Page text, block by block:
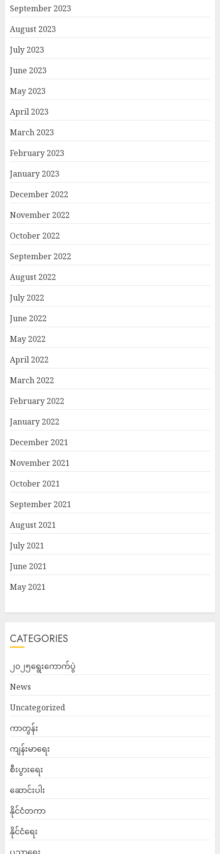
September 2023
August 2023
July 2023
June 2023
May 2023
April 2023
March 2023
February 2023
January 2023
December 2022
November 2022
October 2022
September 2022
August 2022
July 2022
June 2022
May 2022
April 2022
March 2022
February 2022
January 2022
December 2021
November 2021
October 2021
September 2021
August 2021
July 2021
June 2021
May 2021
CATEGORIES
၂၀၂၅ရွေးကောက်ပွဲ
News
Uncategorized
ကာတွန်း
ကျန်းမာရေး
စီးပွားရေး
ဆောင်းပါး
နိုင်ငံတကာ
နိုင်ငံရေး